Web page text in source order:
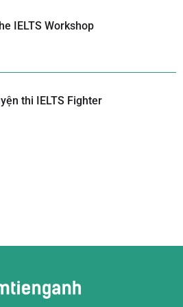
IELTS Workshop
thi IELTS Fighter